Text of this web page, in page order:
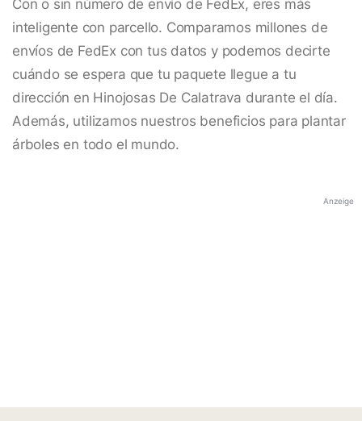
Con o sin número de envío de FedEx, eres más
inteligente con parcello. Comparamos millones de
envíos de FedEx con tus datos y podemos decirte
cuándo se espera que tu paquete llegue a tu
dirección en Hinojosas De Calatrava durante el día.
Además, utilizamos nuestros beneficios para plantar
árboles en todo el mundo.
Anzeige